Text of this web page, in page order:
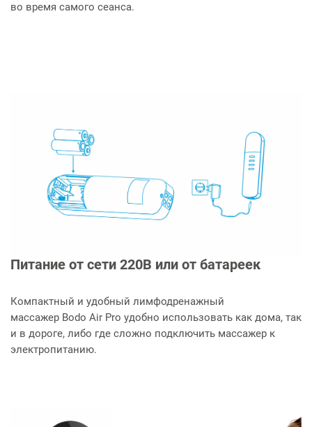
во время самого сеанса.
Питание от сети 220В или от батареек
Компактный и удобный лимфодренажный
массажер Bodo Air Pro удобно использовать как дома, так
и в дороге, либо где сложно подключить массажер к
электропитанию.